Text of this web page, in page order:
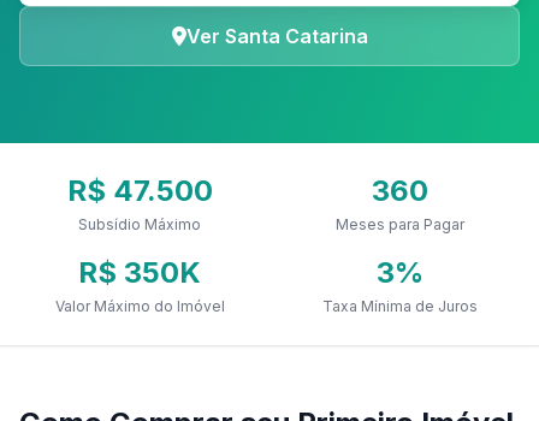
Ver Santa Catarina
R$ 47.500
Subsídio Máximo
360
Meses para Pagar
R$ 350K
Valor Máximo do Imóvel
3%
Taxa Mínima de Juros